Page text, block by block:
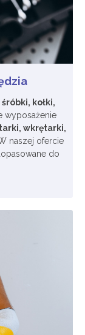
kołki,
wyposażenie
wkrętarki,
W naszej ofercie
do